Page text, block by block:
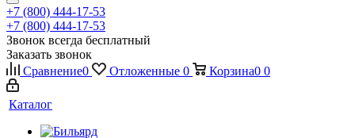
+7 (800) 444-17-53
+7 (800) 444-17-53
Звонок всегда бесплатный
Заказать звонок
Сравнение0 Отложенные 0 Корзина0 0
Каталог